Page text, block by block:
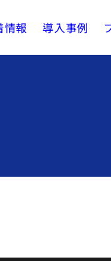
情報 導入事例